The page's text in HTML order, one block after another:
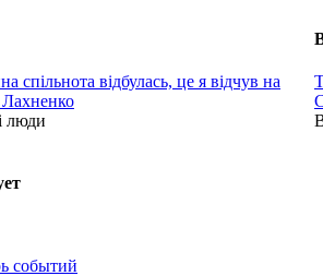
відбулась, це я відчув на
Лахненко
люди
событий